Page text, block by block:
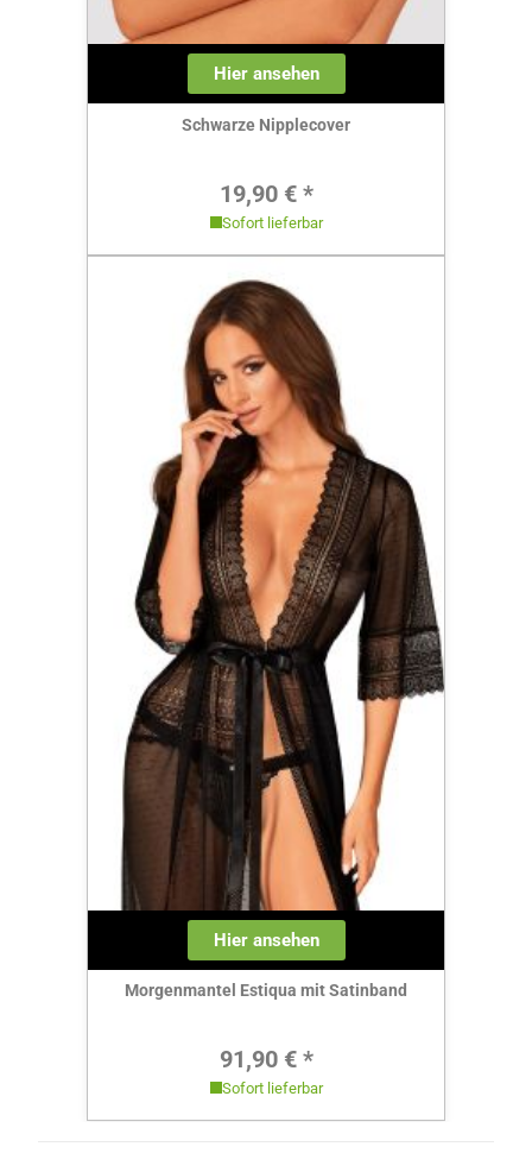
Hier ansehen
Schwarze Nipplecover
Regulärer Preis:
19,90 € *
Sofort lieferbar
Hier ansehen
Morgenmantel Estiqua mit Satinband
Regulärer Preis:
91,90 € *
Sofort lieferbar